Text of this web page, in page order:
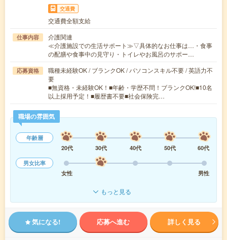
交通費
交通費全額支給
仕事内容
介護関連
≪介護施設での生活サポート≫▽具体的なお仕事は…・食事
の配膳や食事中の見守り・トイレやお風呂のサポー…
応募資格
職種未経験OK / ブランクOK / パソコンスキル不要 / 英語力不
要
■無資格・未経験OK！■年齢・学歴不問！ブランクOK!■10名
以上採用予定！■履歴書不要■社会保険完…
職場の雰囲気
年齢層
20代
30代 40代 50代
60代
男女比率
女性
男性
もっと見る
気になる! 応募へ進む 詳しく見る